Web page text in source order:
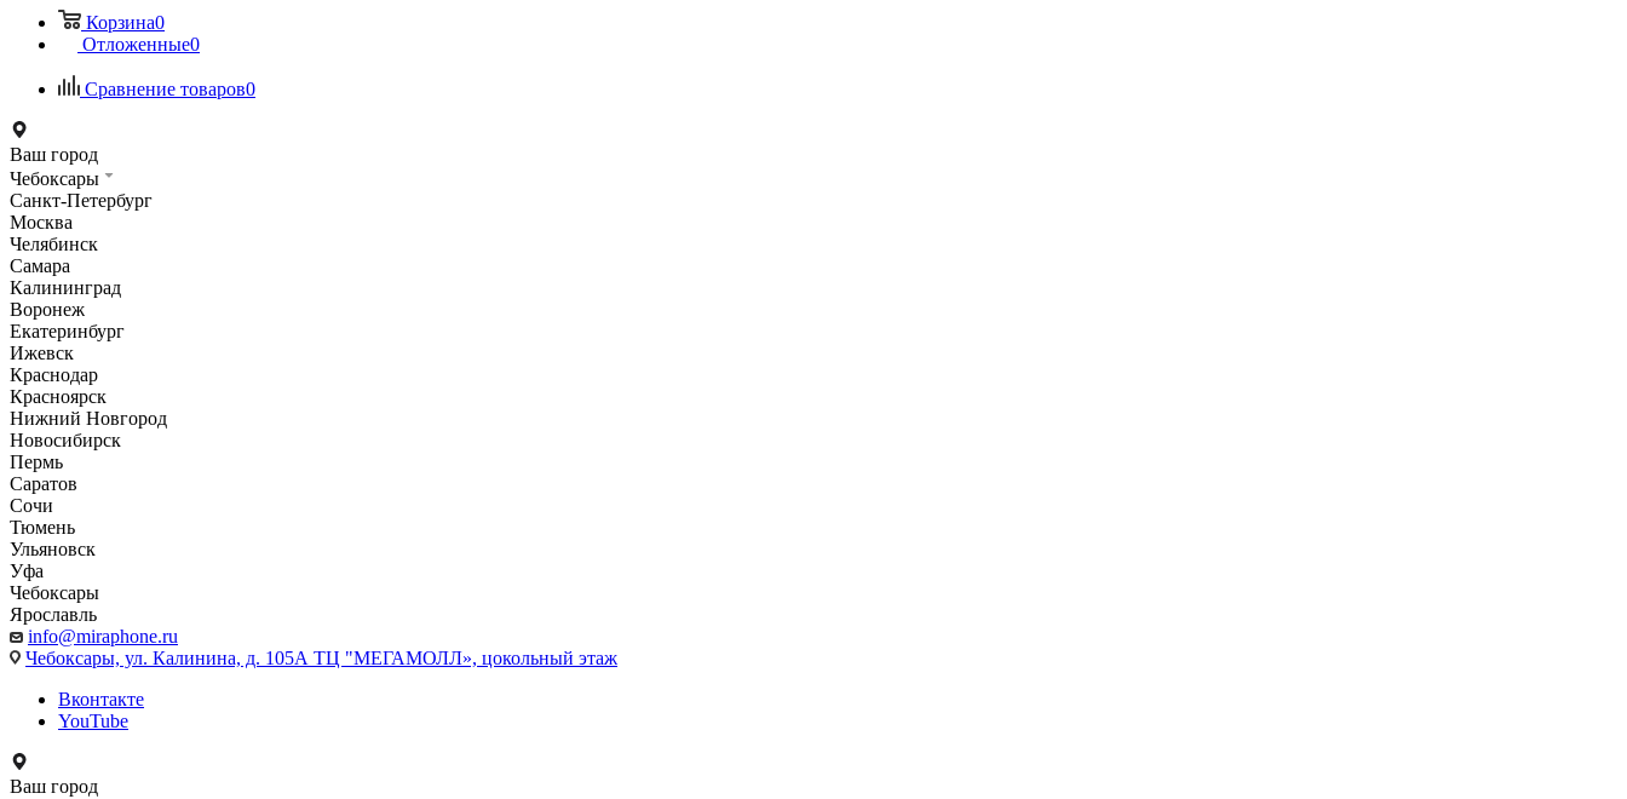
Корзина0
Отложенные0
Сравнение товаров0
Ваш город
Чебоксары
Санкт-Петербург
Москва
Челябинск
Самара
Калининград
Воронеж
Екатеринбург
Ижевск
Краснодар
Красноярск
Нижний Новгород
Новосибирск
Пермь
Саратов
Сочи
Тюмень
Ульяновск
Уфа
Чебоксары
Ярославль
info@miraphone.ru
Чебоксары, ул. Калинина, д. 105А ТЦ "МЕГАМОЛЛ», цокольный этаж
Вконтакте
YouTube
Ваш город